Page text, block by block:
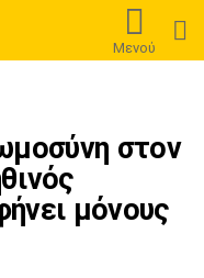
Μενού
στον
μόνους